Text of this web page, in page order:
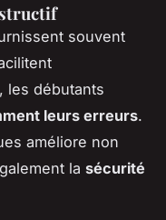
souvent
les débutants
leurs erreurs.
améliore non
la sécurité